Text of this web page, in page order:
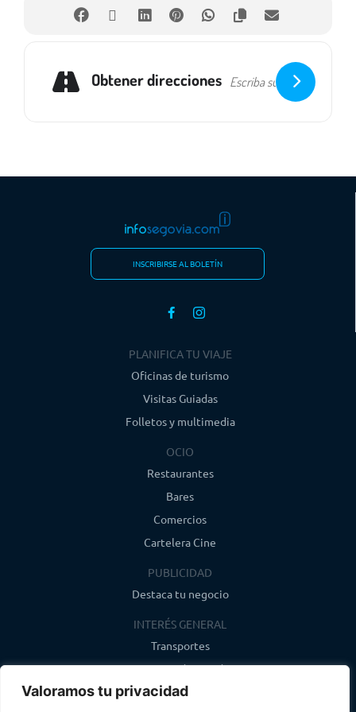
Valoramos tu privacidad
Obtener direcciones
INSCRIBIRSE AL BOLETÍN
PLANIFICA TU VIAJE
Oficinas de turismo
Visitas Guiadas
Folletos y multimedia
OCIO
Restaurantes
Bares
Comercios
Cartelera Cine
PUBLICIDAD
Destaca tu negocio
INTERÉS GENERAL
Transportes
Farmacias de guardia
Canal de WhatsApp